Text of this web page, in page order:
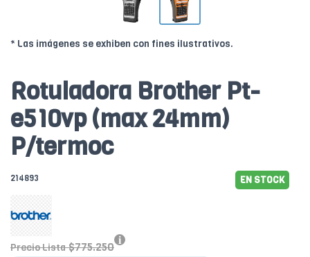
* Las imágenes se exhiben con fines ilustrativos.
Rotuladora Brother Pt-
e510vp (max 24mm)
P/termoc
214893 EN STOCK
Precio Lista $775.250